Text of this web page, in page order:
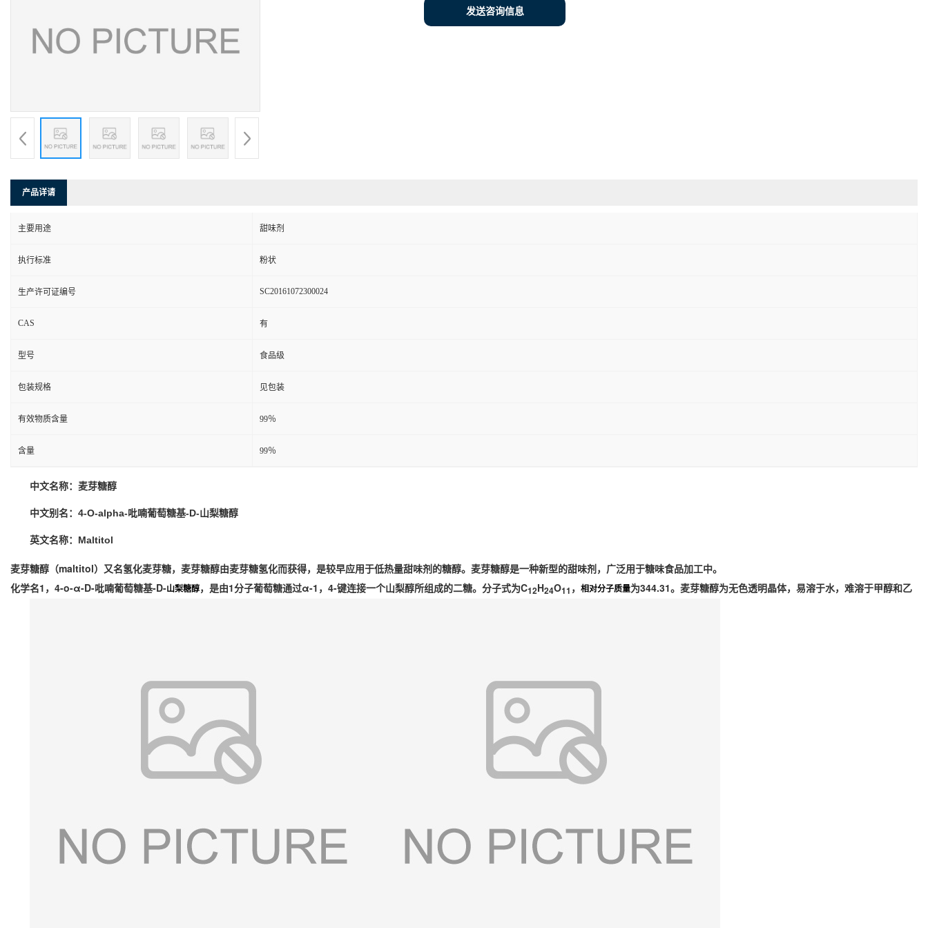
发送咨询信息
产品详请
主要用途 甜味剂
执行标准 粉状
生产许可证编号 SC20161072300024
CAS 有
型号 食品级
包装规格 见包装
有效物质含量 99％
含量 99％
中文名称：麦芽糖醇
中文别名：4-O-alpha-吡喃葡萄糖基-D-山梨糖醇
英文名称：Maltitol
麦芽糖醇（maltitol）又名氢化麦芽糖， 麦芽糖醇由麦芽糖氢化而获得，是较早应用于低热量甜味剂的糖醇。 麦芽糖醇是一种新型的甜味剂，广泛用于糖味食品加工中。
化学名1，4-o-α-D-吡喃葡萄糖基-D-山梨糖醇，是由1分子葡萄糖通过α-1，4-键连接一个山梨醇所组成的二糖。分子式为C12H24O11 ， 相对分子质量为344.31。麦芽糖醇为无色透明晶体，易溶于水，难溶于甲醇和乙